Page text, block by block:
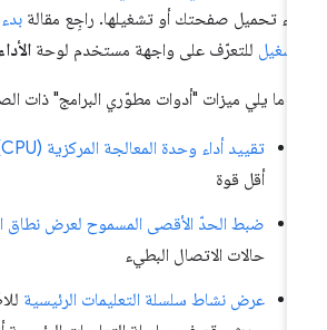
تحميل صفحتك أو تشغيلها. راجِع مقالةبدء
للتعرّف على واجهة مستخدم لوحةالأداء.
ما يلي ميزات "أدوات مطوّري البرامج" ذات
تقييد أداء وحدة المعالجة المركزية (CPU)
أقل قوة
ضبط الحدّ الأقصى المسموح لعرض نطاق
حالات الاتصال البطيء
عرض نشاط سلسلة التعليمات الرئيسية